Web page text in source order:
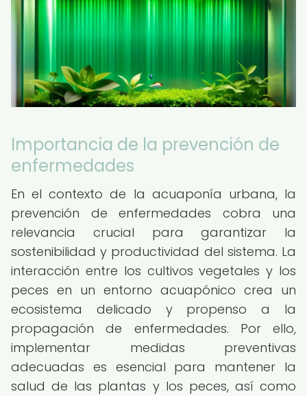
Importancia de la prevención de
enfermedades
En el contexto de la acuaponía urbana, la
prevención de enfermedades cobra una
relevancia crucial para garantizar la
sostenibilidad y productividad del sistema. La
interacción entre los cultivos vegetales y los
peces en un entorno acuapónico crea un
ecosistema delicado y propenso a la
propagación de enfermedades. Por ello,
implementar medidas preventivas
adecuadas es esencial para mantener la
salud de las plantas y los peces, así como